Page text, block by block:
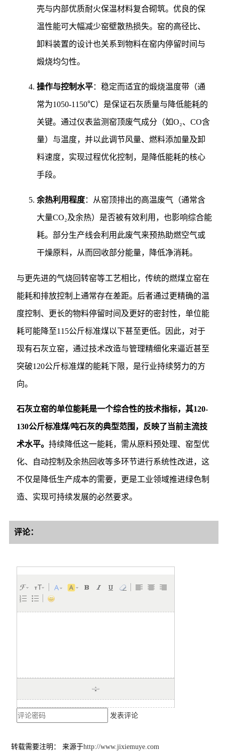
壳与内部优质耐火保温材料复合砌筑。优良的保
温性能可大幅减少窑壁散热损失。窑的高径比、
卸料装置的设计也关系到物料在窑内停留时间与
煅烧均匀性。
操作与控制水平：稳定而适宜的煅烧温度带（通
常为1050-1150℃）是保证石灰质量与降低能耗的
关键。通过仪表监测窑顶废气成分（如O₂、CO含
量）与温度，并以此调节风量、燃料添加量及卸
料速度，实现过程优化控制，是降低能耗的核心
手段。
余热利用程度：从窑顶排出的高温废气（通常含
大量CO₂及余热）是否被有效利用，也影响综合能
耗。部分生产线会利用此废气来预热助燃空气或
干燥原料，从而回收部分能量，降低净消耗。
与更先进的气烧回转窑等工艺相比，传统的燃煤立窑在
能耗和排放控制上通常存在差距。后者通过更精确的温
度控制、更长的物料停留时间及更好的密封性，单位能
耗可能降至115公斤标准煤以下甚至更低。因此，对于
现有石灰立窑，通过技术改造与管理精细化来逼近甚至
突破120公斤标准煤的能耗下限，是行业持续努力的方
向。
石灰立窑的单位能耗是一个综合性的技术指标，其120-
130公斤标准煤/吨石灰的典型范围，反映了当前主流技
术水平。 持续降低这一能耗，需从原料预处理、窑型优
化、自动控制及余热回收等多环节进行系统性改进，这
不仅是降低生产成本的需要，更是工业领域推进绿色制
造、实现可持续发展的必然要求。
评论：
发表评论
转载需要注明： 来源于http://www.jixiemuye.com